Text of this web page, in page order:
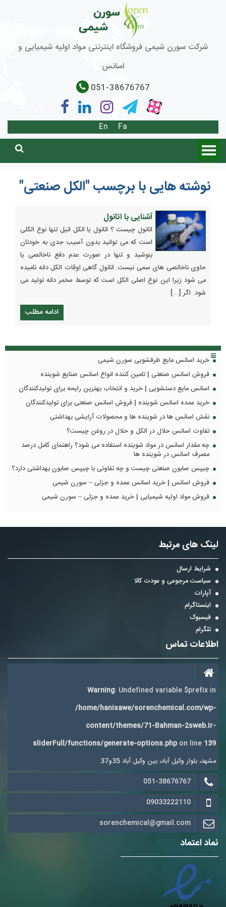
شرکت سورن شیمی فروشگاه اینترنتی مواد اولیه شیمیایی و
اسانس
051-38676767
Fa
En
نوشته هایی با برچسب "الکل صنعتی"
آشنایی با اتانول
اتانول چیست ؟ اتانول یا الکل اتیل تنها نوع الکلی
است که می توانید بدون آسیب جدی به خودتان
بنوشید و تنها در صورت عدم دفع ناخالصی یا
حاوی ناخالصی های سمی نیست. اتانول گاهی اوقات الکل دانه نامیده
می شود زیرا این نوع اصلی الکل است که توسط مخمر دانه تولید می
شود. اگر […]
ادامه مطلب
خرید اسانس مایع ظرفشویی سورن شیمی
فروش اسانس صنعتی | تامین کننده انواع اسانس صنایع شوینده
اسانس مایع دستشویی | خرید و انتخاب بهترین رایحه برای تولیدکنندگان
خرید عمده اسانس شوینده | فروش اسانس صنعتی برای تولیدکنندگان
نقش اسانس ها در شوینده ها و محصولات آرایشی بهداشتی
تفاوت اسانس حلال در الکل و حلال در روغن چیست؟
چه مقدار اسانس در مواد شوینده استفاده می شود؟ راهنمای کامل درصد
مصرف اسانس در شوینده ها
چیپس صابون صنعتی چیست و چه تفاوتی با چیپس صابون بهداشتی دارد؟
فروش اسانس | خرید اسانس عمده و جزئی – سورن شیمی
فروش مواد اولیه شیمیایی | خرید عمده و جزئی – سورن شیمی
لینک های مرتبط
شرایط ارسال
سیاست مرجوعی و عودت کالا
آپارات
اینستاگرام
فیسبوک
تلگرام
اطلاعات تماس
Warning: Undefined variable $prefix in
/home/hanisawe/sorenchemical.com/wp-
content/themes/71-Bahman-2sweb.ir-
sliderFull/functions/generate-options.php on line 139
مشهد، بلوار وکیل آباد، بین وکیل آباد 35و37
051-38676767
09033222110
sorenchemical@gmail.com
نماد اعتماد